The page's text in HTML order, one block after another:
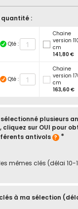
quantité :
Qté :
Chaine
version
cm
141,80 €
Qté :
Chaine
version
cm
163,60 €
sélectionné plusieurs
cliquez sur OUI pour
antivols
mêmes clés (délai 10-
à ma sélection